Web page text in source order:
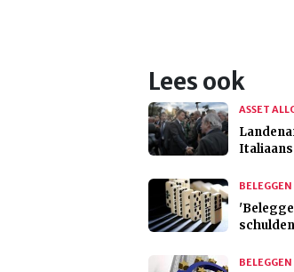
Lees ook
ASSET
BELEGGEN
BELEGGEN